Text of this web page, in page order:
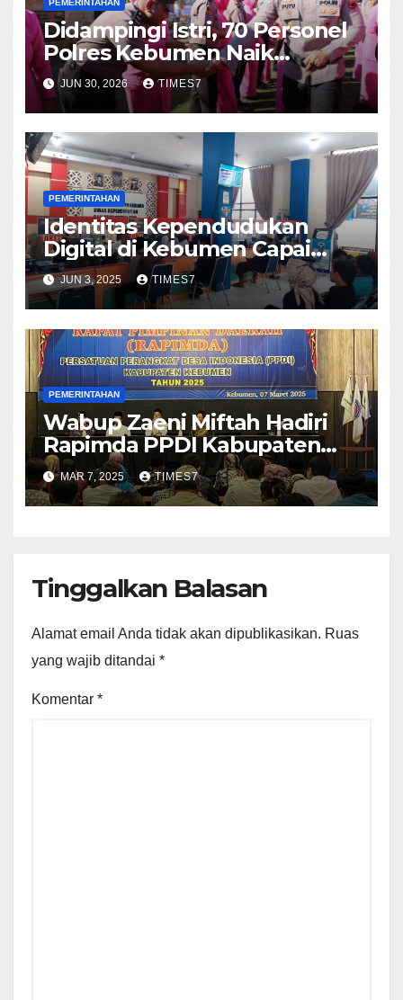
Didampingi Istri, 70 Personel
Polres Kebumen Naik
Pangkat
JUN 30, 2026 TIMES7
PEMERINTAHAN
Identitas Kependudukan
Digital di Kebumen Capai
137.000, Masuk Lima Besar di
Jateng
JUN 3, 2025 TIMES7
PEMERINTAHAN
Wabup Zaeni Miftah Hadiri
Rapimda PPDI Kabupaten
Kebumen
MAR 7, 2025 TIMES7
Tinggalkan Balasan
Alamat email Anda tidak akan dipublikasikan. Ruas
yang wajib ditandai *
Komentar *